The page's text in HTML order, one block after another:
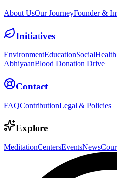
About UsOur JourneyFounder &
Initiatives
EnvironmentEducationSocialHealth
AbhiyaanBlood Donation Drive
Contact
FAQContributionLegal & Policies
Explore
MeditationCentersEventsNews